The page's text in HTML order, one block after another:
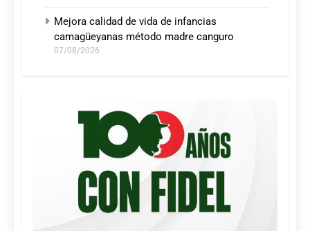
Mejora calidad de vida de infancias
camagüeyanas método madre canguro
07/08/2026